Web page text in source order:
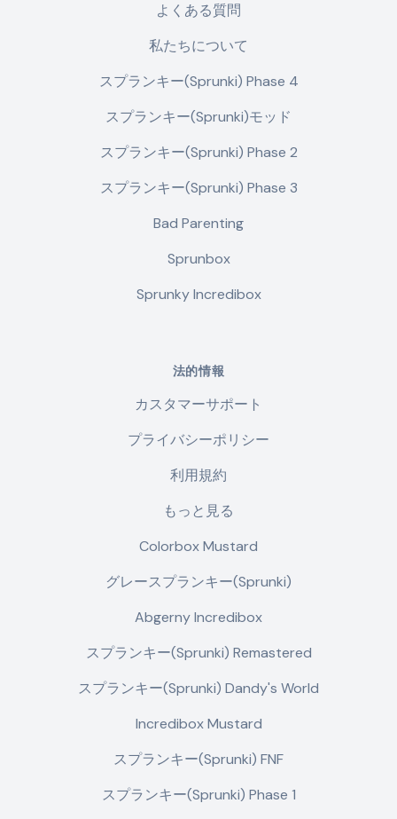
よくある質問
私たちについて
スプランキー(Sprunki) Phase 4
スプランキー(Sprunki)モッド
スプランキー(Sprunki) Phase 2
スプランキー(Sprunki) Phase 3
Bad Parenting
Sprunbox
Sprunky Incredibox
法的情報
カスタマーサポート
プライバシーポリシー
利用規約
もっと見る
Colorbox Mustard
グレースプランキー(Sprunki)
Abgerny Incredibox
スプランキー(Sprunki) Remastered
スプランキー(Sprunki) Dandy's World
Incredibox Mustard
スプランキー(Sprunki) FNF
スプランキー(Sprunki) Phase 1